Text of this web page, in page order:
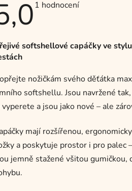
Průměrné
z
1 hodnocení
softshellové capáčky ve
nožičkám svého děťátka
softshellu. Jsou navržené
vyperete a jsou jako nové – ale
mají rozšířenou,
a poskytuje prostor i pro palec
jemně stažené všitou gumičkou,